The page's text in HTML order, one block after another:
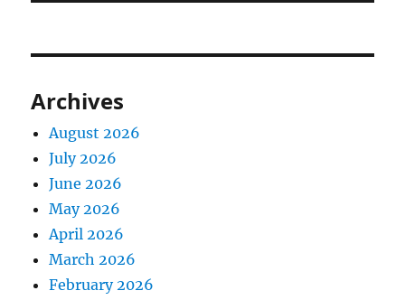
Archives
August 2026
July 2026
June 2026
May 2026
April 2026
March 2026
February 2026